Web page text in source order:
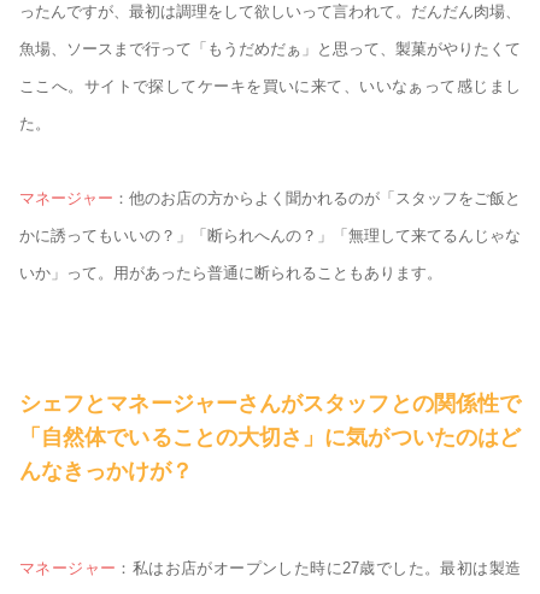
ったんですが、最初は調理をして欲しいって言われて。だんだん肉場、
魚場、ソースまで行って「もうだめだぁ」と思って、製菓がやりたくて
ここへ。サイトで探してケーキを買いに来て、いいなぁって感じまし
た。
マネージャー ：他のお店の方からよく聞かれるのが「スタッフをご飯と
かに誘ってもいいの？」「断られへんの？」「無理して来てるんじゃな
いか」って。用があったら普通に断られることもあります。
シェフとマネージャーさんがスタッフとの関係性で
「自然体でいることの大切さ」に気がついたのはど
んなきっかけが？
マネージャー ：私はお店がオープンした時に27歳でした。最初は製造